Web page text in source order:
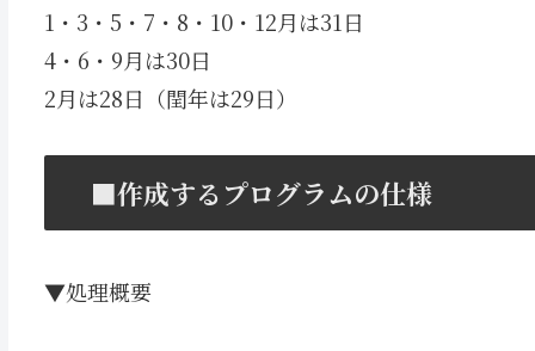
1・3・5・7・8・10・12月は31日
4・6・9月は30日
2月は28日（閏年は29日）
■作成するプログラムの仕様
▼処理概要